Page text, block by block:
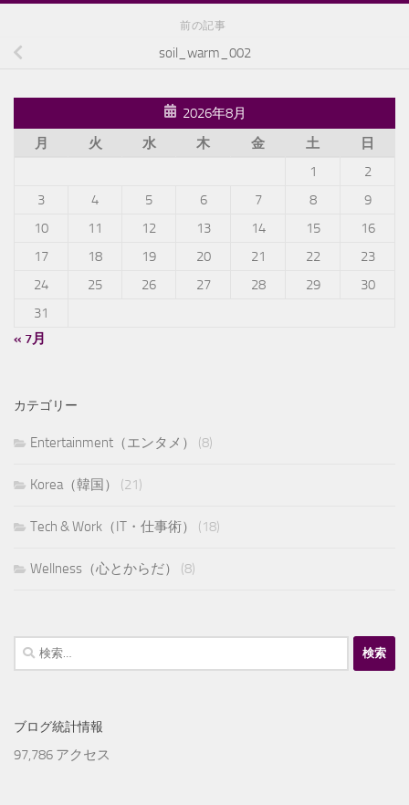
前の記事
soil_warm_002
2026年8月
月
火 水 木 金 土
日
1
2
3
4 5 6 7 8
9
10
11 12 13 14 15
16
17
18 19 20 21 22
23
24
25 26 27 28 29
30
31
« 7月
カテゴリー
Entertainment（エンタメ） (8)
Korea（韓国） (21)
Tech & Work（IT・仕事術） (18)
Wellness（心とからだ） (8)
検
索:
ブログ統計情報
97,786 アクセス